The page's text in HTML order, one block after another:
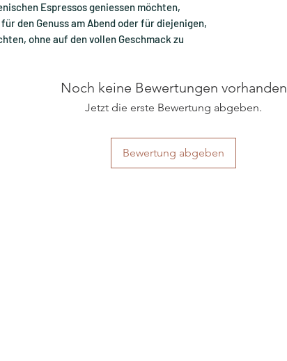
Espressos geniessen möchten,
den Genuss am Abend oder für diejenigen,
ohne auf den vollen Geschmack zu
Noch keine Bewertungen vorhanden
Jetzt die erste Bewertung abgeben.
Bewertung abgeben